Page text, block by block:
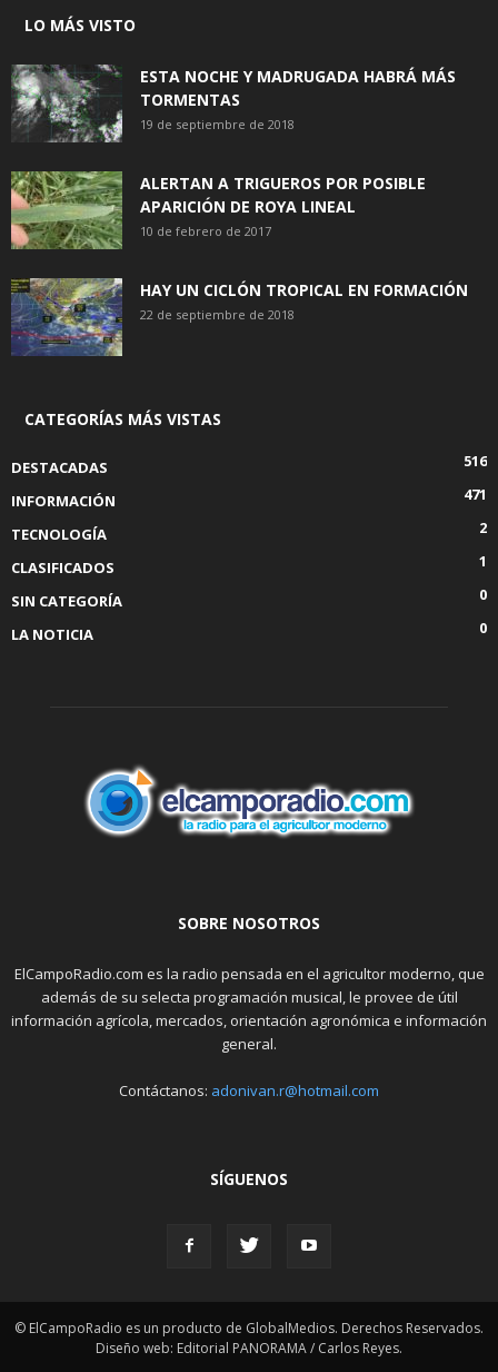
LO MÁS VISTO
ESTA NOCHE Y MADRUGADA HABRÁ MÁS
TORMENTAS
19 de septiembre de 2018
ALERTAN A TRIGUEROS POR POSIBLE
APARICIÓN DE ROYA LINEAL
10 de febrero de 2017
HAY UN CICLÓN TROPICAL EN FORMACIÓN
22 de septiembre de 2018
CATEGORÍAS MÁS VISTAS
DESTACADAS
516
INFORMACIÓN
471
TECNOLOGÍA
2
CLASIFICADOS
1
SIN CATEGORÍA
0
LA NOTICIA
0
SOBRE NOSOTROS
ElCampoRadio.com es la radio pensada en el agricultor moderno, que
además de su selecta programación musical, le provee de útil
información agrícola, mercados, orientación agronómica e información
general.
Contáctanos: adonivan.r@hotmail.com
SÍGUENOS
© ElCampoRadio es un producto de GlobalMedios. Derechos Reservados.
Diseño web: Editorial PANORAMA / Carlos Reyes.